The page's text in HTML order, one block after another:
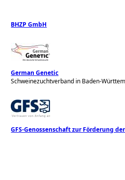
BHZP GmbH
German Genetic
Schweinezuchtverband in Baden-
GFS-Genossenschaft zur Förderung